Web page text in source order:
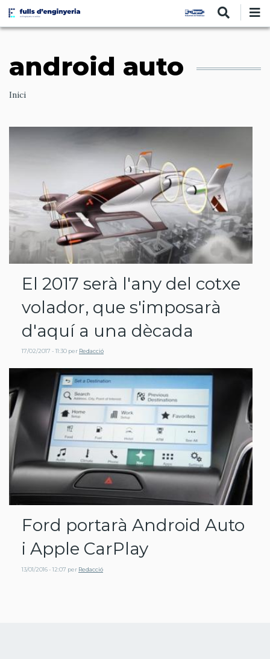
Vés
contingut
android auto
Ruta
navegació
Inici
El 2017 serà l'any del cotxe
volador, que s'imposarà
d'aquí a una dècada
17/02/2017 - 11:30 per Redacció
Ford portarà Android Auto
i Apple CarPlay
13/01/2016 - 12:07 per Redacció